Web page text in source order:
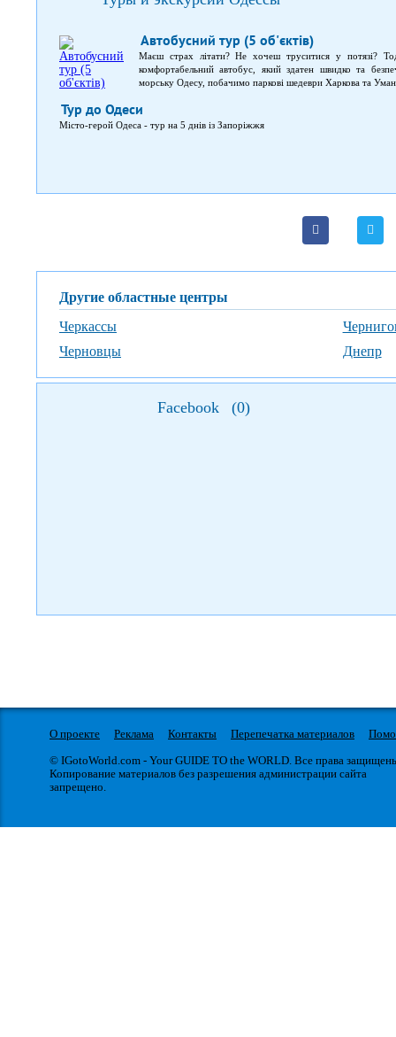
Автобусний тур (5 об'єктів)
Маєш страх літати? Не хочеш труситися у потязі?
комфортабельний автобус, який здатен швидко та
морську Одесу, побачимо паркові шедеври Харкова та
Тур до Одеси
Місто-герой Одеса - тур на 5 днів із Запоріжжя
Другие областные центры
Черкассы
Черновцы
Днепр
Facebook (0)
О проекте Реклама Контакты Перепечатка материалов
© IGotoWorld.com - Your GUIDE TO the WORLD. Все права
Копирование материалов без разрешения администрации сайта
запрещено.